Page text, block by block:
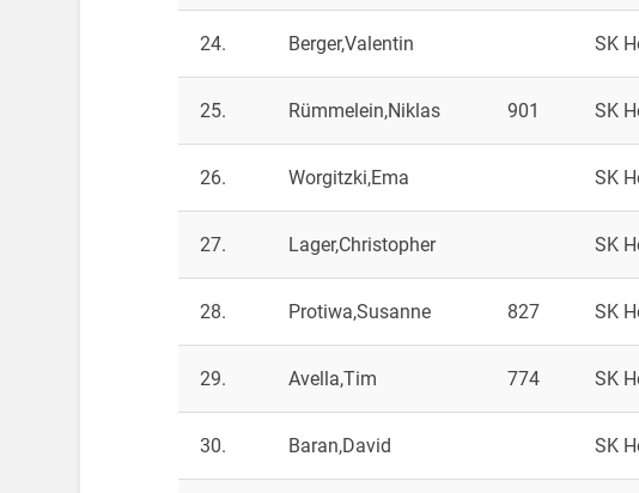
24. Berger,Valentin SK
25. Rümmelein,Niklas 901 SK
26. Worgitzki,Ema SK
27. Lager,Christopher SK
28. Protiwa,Susanne 827 SK
29. Avella,Tim 774 SK
30. Baran,David SK